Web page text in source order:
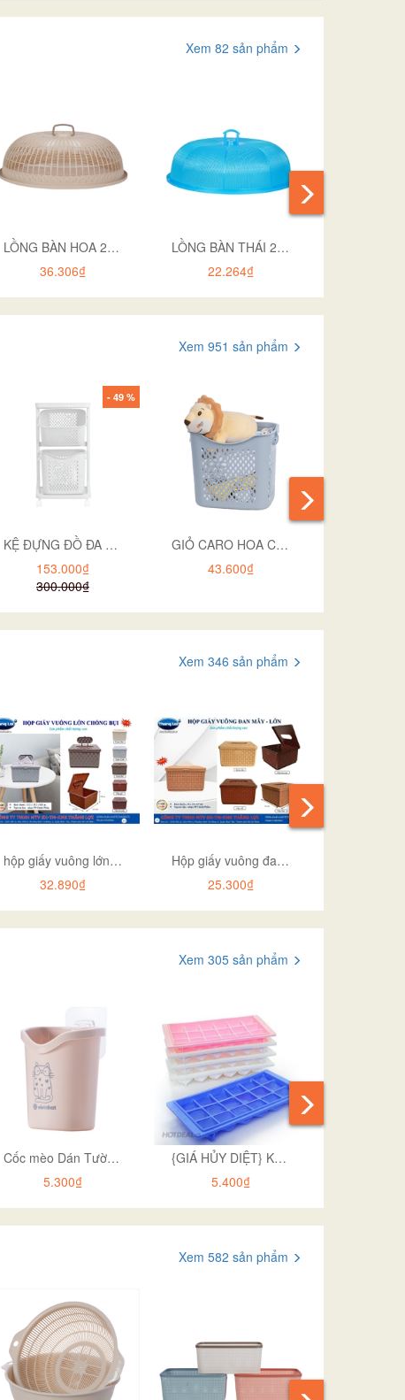
Xem 82 sản phẩm
LỒNG BÀN HOA 2675
36.306₫
LỒNG BÀN THÁI 2673
22.264₫
Xem 951 sản phẩm
KỆ ĐỰNG ĐỒ ĐA NĂNG BÉ 2T 5560-2
153.000₫
300.000₫
- 49 %
GIỎ CARO HOA CAO 3371
43.600₫
Xem 346 sản phẩm
hộp giấy vuông lớn chống bui TL 066
32.890₫
Hộp giấy vuông đan mây lớn TL065
25.300₫
Xem 305 sản phẩm
Cốc mèo Dán Tường Để Bàn Chải Đánh Răng Hình...
5.300₫
{GIÁ HỦY DIỆT} Khay đá nhựa 18 viên Việt Nhật
5.400₫
Xem 582 sản phẩm